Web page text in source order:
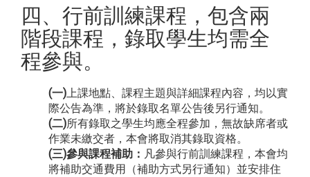
四、行前訓練課程，包含兩
階段課程，錄取學生均需全
程參與。
(一)上課地點、課程主題與詳細課程內容，均以實
際公告為準，將於錄取名單公告後另行通知。
(二)所有錄取之學生均應全程參加，無故缺席者或
作業未繳交者，本會將取消其錄取資格。
(三)參與課程補助 ： 凡參與行前訓練課程，本會均
將補助交通費用（補助方式另行通知）並安排住